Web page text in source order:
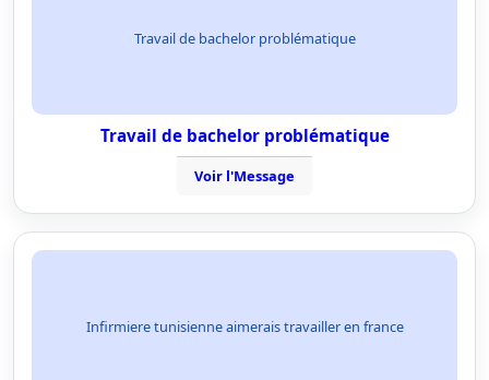
Travail de bachelor problématique
Travail de bachelor problématique
Voir l'Message
Infirmiere tunisienne aimerais travailler en france